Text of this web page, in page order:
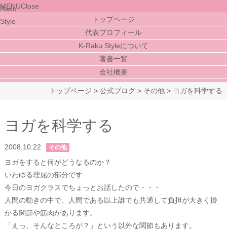
MENUClose
トップページ
代表プロフィール
K-Raku Styleについて
著書一覧
会社概要
トップページ >公式ブログ > その他 > ヨガを科学する
ヨガを科学する
2008.10.22 その他
ヨガをすると何がどうなるのか？
いわゆる理屈の部分です
今日のヨガクラスでちょっとお話したので・・・
人間の動きの中で、人間である以上誰でも共通して負担が大きく掛
かる関節や筋肉があります。
「えっ、そんなところが？」という以外な関節もあります。